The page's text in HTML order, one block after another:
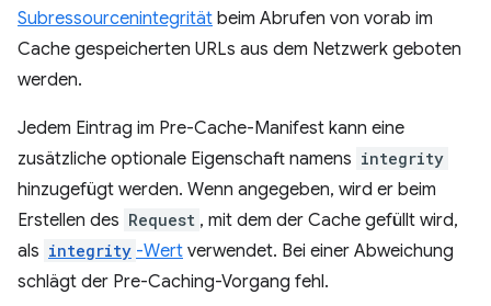
Subressourcenintegrität beim Abrufen von vorab im
Cache gespeicherten URLs aus dem Netzwerk geboten
werden.
Jedem Eintrag im Pre-Cache-Manifest kann eine
zusätzliche optionale Eigenschaft namens integrity
hinzugefügt werden. Wenn angegeben, wird er beim
Erstellen des Request , mit dem der Cache gefüllt wird,
als integrity -Wert verwendet. Bei einer Abweichung
schlägt der Pre-Caching-Vorgang fehl.